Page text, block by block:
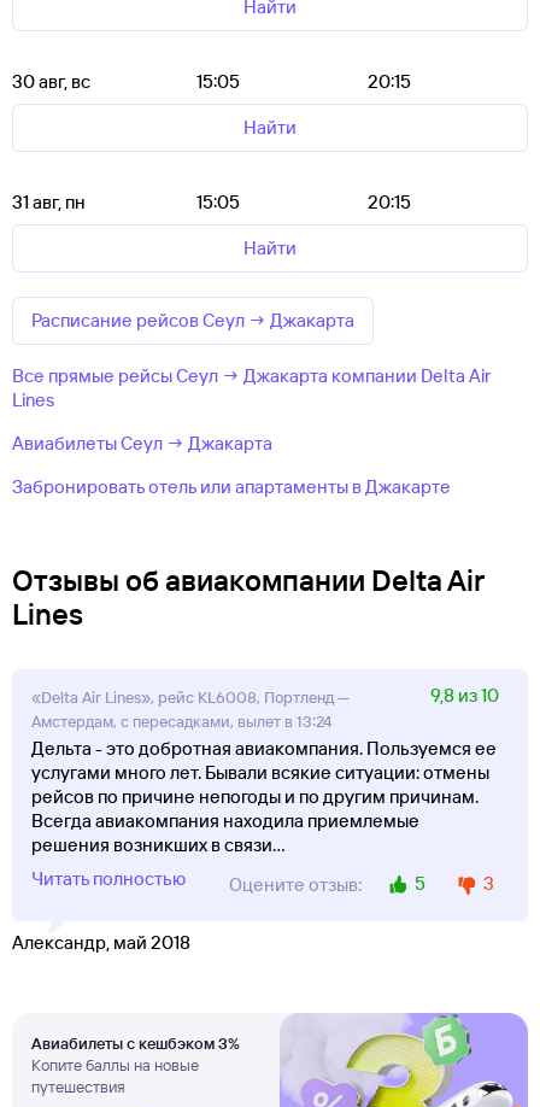
Найти
30 авг, вс 15:05
20:15
Найти
31 авг, пн 15:05
20:15
Найти
Расписание рейсов Сеул → Джакарта
Все прямые рейсы Сеул → Джакарта компании Delta Air
Lines
Авиабилеты Сеул → Джакарта
Забронировать отель или апартаменты в Джакарте
Отзывы об авиакомпании Delta Air
Lines
«Delta Air Lines», рейс KL6008, Портленд —
Амстердам, с пересадками, вылет в 13:24
9,8 из 10
Дельта - это добротная авиакомпания. Пользуемся ее
услугами много лет. Бывали всякие ситуации: отмены
рейсов по причине непогоды и по другим причинам.
Всегда авиакомпания находила приемлемые
решения возникших в связи...
Читать полностью
Оцените отзыв: 5 3
Александр, май 2018
Авиабилеты с кешбэком 3%
Копите баллы на новые
путешествия